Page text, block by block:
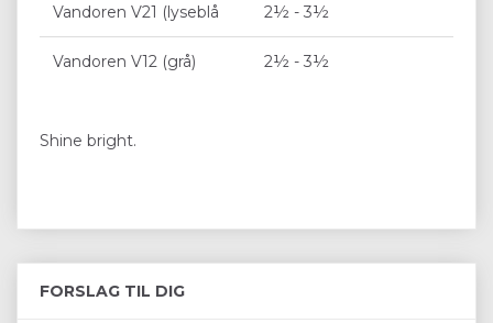
Vandoren V21 (lyseblå 2½ - 3½
Vandoren V12 (grå) 2½ - 3½
Shine bright.
FORSLAG TIL DIG